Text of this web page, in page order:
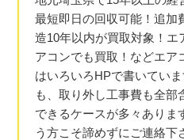
最短即日の回収可能！追加
造10年以内が買取対象！エ
アコンでも買取！などエア
はいろいろHPで書いてい
も、取り外し工事費も全部
できるケースが多々ありま
う方こそ諦めずにご連絡下